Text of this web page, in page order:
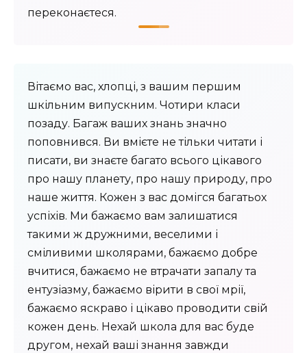
переконаєтеся.
Вітаємо вас, хлопці, з вашим першим
шкільним випускним. Чотири класи
позаду. Багаж ваших знань значно
поповнився. Ви вмієте не тільки читати і
писати, ви знаєте багато всього цікавого
про нашу планету, про нашу природу, про
наше життя. Кожен з вас домігся багатьох
успіхів. Ми бажаємо вам залишатися
такими ж дружними, веселими і
сміливими школярами, бажаємо добре
вчитися, бажаємо не втрачати запалу та
ентузіазму, бажаємо вірити в свої мрії,
бажаємо яскраво і цікаво проводити свій
кожен день. Нехай школа для вас буде
другом, нехай ваші знання завжди